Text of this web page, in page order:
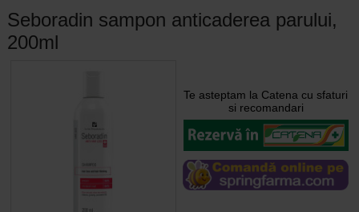
Seboradin sampon anticaderea parului,
200ml
Te asteptam la Catena cu sfaturi
si recomandari